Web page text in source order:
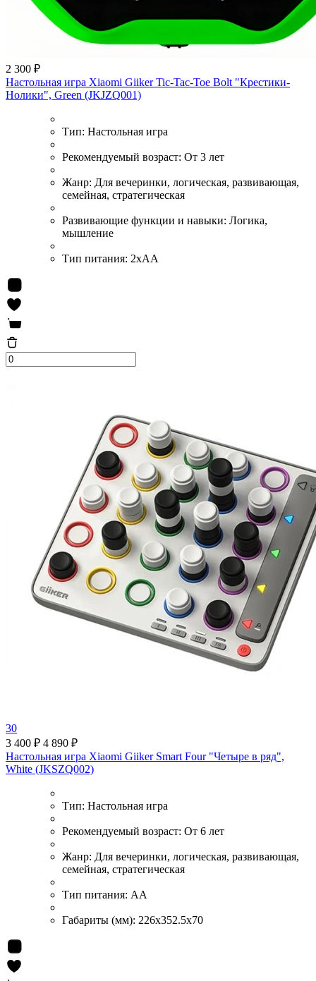
2 300 ₽
Настольная игра Xiaomi Giiker Tic-Tac-Toe Bolt "Крестики-
Нолики", Green (JKJZQ001)
Тип: Настольная игра
Рекомендуемый возраст: От 3 лет
Жанр: Для вечеринки, логическая, развивающая,
семейная, стратегическая
Развивающие функции и навыки: Логика,
мышление
Тип питания: 2хАА
30
3 400 ₽ 4 890 ₽
Настольная игра Xiaomi Giiker Smart Four "Четыре в ряд",
White (JKSZQ002)
Тип: Настольная игра
Рекомендуемый возраст: От 6 лет
Жанр: Для вечеринки, логическая, развивающая,
семейная, стратегическая
Тип питания: АА
Габариты (мм): 226x352.5x70